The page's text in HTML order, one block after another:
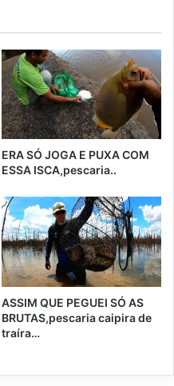
ERA SÓ JOGA E PUXA COM
ESSA ISCA,pescaria..
ASSIM QUE PEGUEI SÓ AS
BRUTAS,pescaria caipira de
traíra…